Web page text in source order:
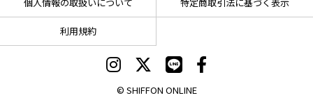
利用規約
© SHIFFON ONLINE